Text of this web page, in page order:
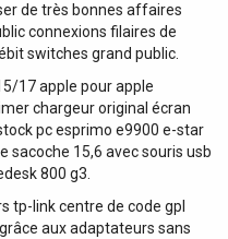
de très bonnes affaires
connexions filaires de
switches grand public.
17 apple pour apple
chargeur original écran
pc esprimo e9900 e-star
15,6 avec souris usb
800 g3.
tp-link centre de code gpl
aux adaptateurs sans